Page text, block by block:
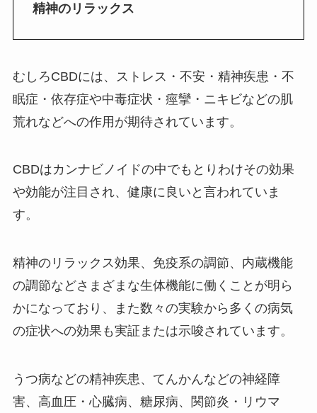
精神のリラックス
むしろCBDには、ストレス・不安・精神疾患・不
眠症・依存症や中毒症状・痙攣・ニキビなどの肌
荒れなどへの作用が期待されています。
CBDはカンナビノイドの中でもとりわけその効果
や効能が注目され、健康に良いと言われていま
す。
精神のリラックス効果、免疫系の調節、内蔵機能
の調節などさまざまな生体機能に働くことが明ら
かになっており、また数々の実験から多くの病気
の症状への効果も実証または示唆されています。
うつ病などの精神疾患、てんかんなどの神経障
害、高血圧・心臓病、糖尿病、関節炎・リウマ